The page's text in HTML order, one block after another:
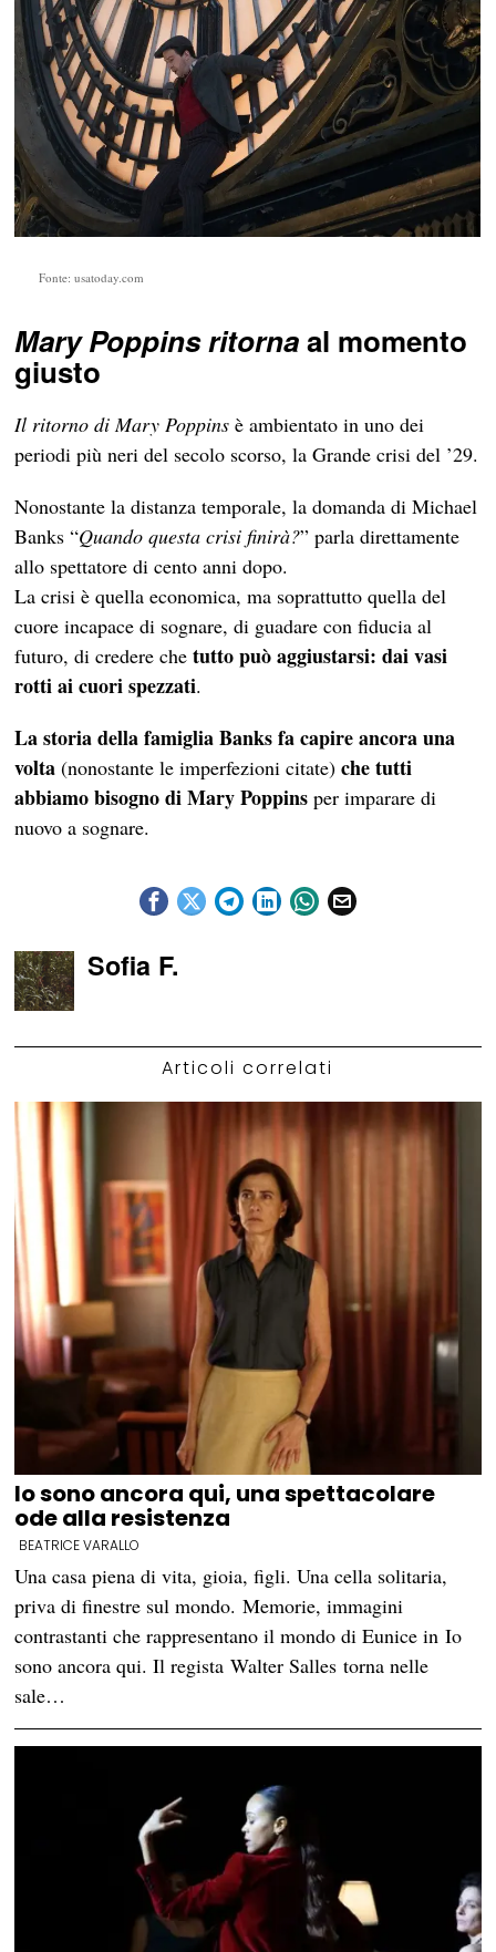
Fonte: usatoday.com
Mary Poppins ritornaal momento
giusto
Il ritorno di Mary Poppins è ambientato in uno dei
periodi più neri del secolo scorso, la Grande crisi del ’29.
Nonostante la distanza temporale, la domanda di Michael
Banks “Quando questa crisi finirà?” parla direttamente
allo spettatore di cento anni dopo.
La crisi è quella economica, ma soprattutto quella del
cuore incapace di sognare, di guadare con fiducia al
futuro, di credere chetutto può aggiustarsi: dai vasi
rotti ai cuori spezzati.
La storia della famiglia Banks fa capire ancora una
volta (nonostante le imperfezioni citate)che tutti
abbiamo bisogno di Mary Poppins per imparare di
nuovo a sognare.
Sofia F.
Articoli correlati
Io sono ancora qui, una spettacolare
ode alla resistenza
BEATRICE VARALLO
Una casa piena di vita, gioia, figli. Una cella solitaria,
priva di finestre sul mondo. Memorie, immagini
contrastanti che rappresentano il mondo di Eunice in Io
sono ancora qui. Il regista Walter Salles torna nelle
sale…